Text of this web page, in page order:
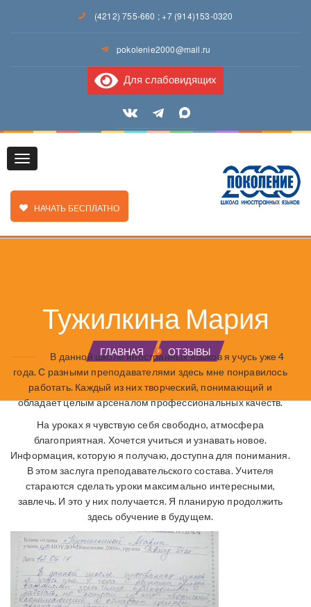
(4212) 755-660 ;+7 (914)153-0320
pokolenie2000@mail.ru
Для слабовидящих
Toggle
ЗАКАЗАТЬ ЗВОНОК
НАЧАТЬ БЕСПЛАТНО
Тужилкина Мария
ГЛАВНАЯ ОТЗЫВЫ
В данной школе иностранных языков я учусь уже 4
года. С разными преподавателями здесь мне понравилось
работать. Каждый из них творческий, понимающий и
обладает целым арсеналом профессиональных качеств.
На уроках я чувствую себя свободно, атмосфера
благоприятная. Хочется учиться и узнавать новое.
Информация, которую я получаю, доступна для понимания.
В этом заслуга преподавательского состава. Учителя
стараются сделать уроки максимально интересными,
завлечь. И это у них получается. Я планирую продолжить
здесь обучение в будущем.